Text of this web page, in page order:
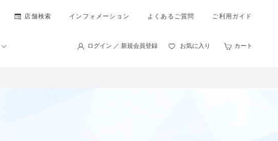
店舗検索 インフォメーション よくあるご質問 ご利用ガイド
ログイン ／ 新規会員登録 お気に入り カート